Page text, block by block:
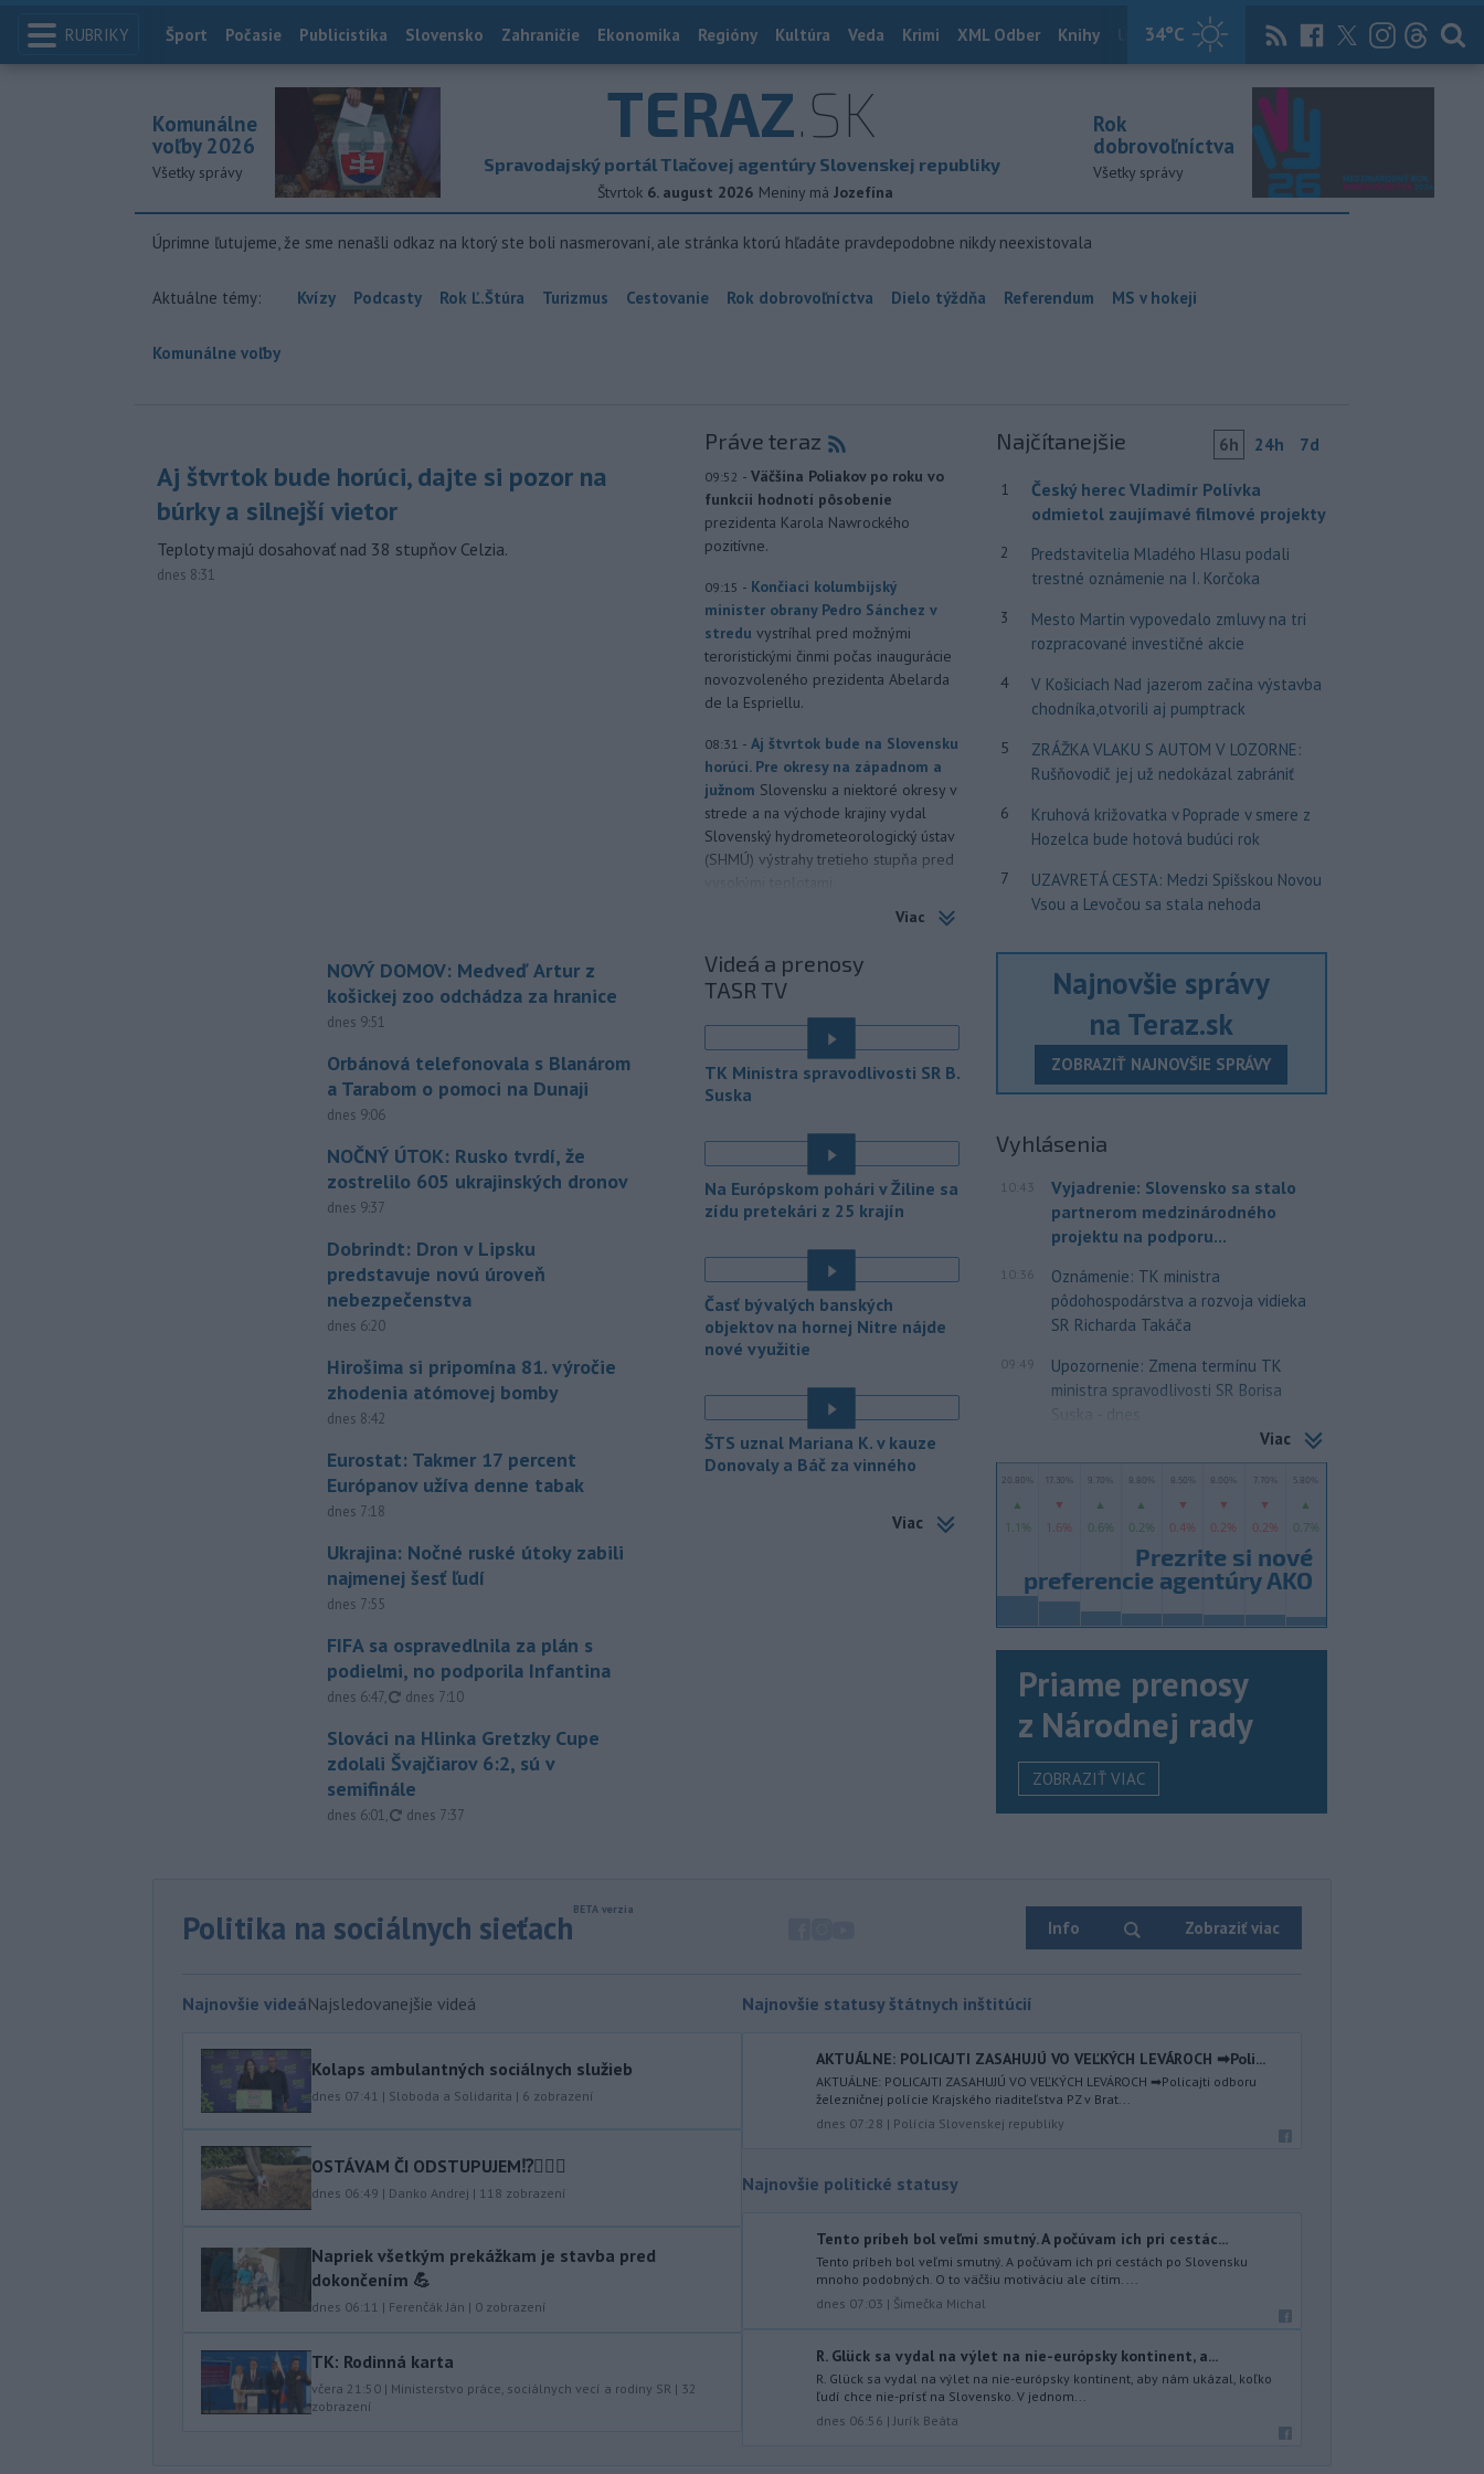
RUBRIKY 34°C
Index
Šport Počasie Publicistika Slovensko Zahraničie Ekonomika Regióny Kultúra Veda Krimi XML Odber Knihy Útulkovo Magazín News Now Archív
TERAZ.SK
Spravodajský portál Tlačovej agentúry Slovenskej republiky
Štvrtok 6. august 2026 Meniny má Jozefína
Komunálne
voľby 2026
Všetky správy
Rok
dobrovoľníctva
Všetky správy
Úprimne ľutujeme, že sme nenašli odkaz na ktorý ste boli nasmerovaní, ale stránka ktorú hľadáte pravdepodobne nikdy neexistovala
Aktuálne témy: Kvízy Podcasty Rok Ľ.Štúra Turizmus Cestovanie Rok dobrovoľníctva Dielo týždňa Referendum MS v hokeji
Komunálne voľby
Aj štvrtok bude horúci, dajte si pozor na
búrky a silnejší vietor
Teploty majú dosahovať nad 38 stupňov Celzia.
dnes 8:31
NOVÝ DOMOV: Medveď Artur z
košickej zoo odchádza za hranice
dnes 9:51
Orbánová telefonovala s Blanárom
a Tarabom o pomoci na Dunaji
dnes 9:06
NOČNÝ ÚTOK: Rusko tvrdí, že
zostrelilo 605 ukrajinských dronov
dnes 9:37
Dobrindt: Dron v Lipsku
predstavuje novú úroveň
nebezpečenstva
dnes 6:20
Hirošima si pripomína 81. výročie
zhodenia atómovej bomby
dnes 8:42
Eurostat: Takmer 17 percent
Európanov užíva denne tabak
dnes 7:18
Ukrajina: Nočné ruské útoky zabili
najmenej šesť ľudí
dnes 7:55
FIFA sa ospravedlnila za plán s
podielmi, no podporila Infantina
dnes 6:47, aktualizované
dnes 7:10
Slováci na Hlinka Gretzky Cupe
zdolali Švajčiarov 6:2, sú v
semifinále
dnes 6:01, aktualizované
dnes 7:37
Práve teraz
09:52 - Väčšina Poliakov po roku vo
funkcii hodnotí pôsobenie
prezidenta Karola Nawrockého
pozitívne.
09:15 - Končiaci kolumbijský
minister obrany Pedro Sánchez v
stredu vystríhal pred možnými
teroristickými činmi počas inaugurácie
novozvoleného prezidenta Abelarda
de la Espriellu.
08:31 - Aj štvrtok bude na Slovensku
horúci. Pre okresy na západnom a
južnom Slovensku a niektoré okresy v
strede a na východe krajiny vydal
Slovenský hydrometeorologický ústav
(SHMÚ) výstrahy tretieho stupňa pred
V roku 2025 okolo 16,5
viac včlenských krajinách Európskej
únie (EÚ) denne užívalo tabak a s ním
súvisiace výrobky.
- Vedenie Medzinárodnej
futbalovej federácie (FIFA) sa
ospravedlnilo v
podiely na budúcich ziskoch z
majstrovstiev sveta súkromným
investorom. Na stretnutí v Rabate
členovia FIFA plne podporili
06:06 - Americký štát Nové Mexiko v
stredu zažaloval ministerstvo
spravodlivosti USA a povereného
ministra Todda Blanchea. Tvrdí, že
vyšetrovaní sexuálnych trestných činov
odsúdeného sexuálneho delikventa
Jeffreyho Epsteina.
že mu Európska
ktorý mal slúžiť na nelegálne
na územie tohto členského štátu
centristického premiéra Attala. Ako
vládny úrad Viginum a s „vysokou
mierou istoty“ pripísal proruskej
dezinformačnej sieti s názvom
železničnom priecestí v Lozorne
podvečer k zrážke
Viac
Videá a prenosy
TASR TV
TK Ministra spravodlivosti SR B.
Suska
Na Európskom pohári v Žiline sa
zídu pretekári z 25 krajín
Časť bývalých banských
objektov na hornej Nitre nájde
nové využitie
ŠTS uznal Mariana K. v kauze
Donovaly a Báč za vinného
Viac
Najčítanejšie 6h 24h 7d
1
Český herec Vladimír Polívka
odmietol zaujímavé filmové projekty
2
Predstavitelia Mladého Hlasu podali
trestné oznámenie na I. Korčoka
3
Mesto Martin vypovedalo zmluvy na tri
rozpracované investičné akcie
4
V Košiciach Nad jazerom začína výstavba
chodníka,otvorili aj pumptrack
5
ZRÁŽKA VLAKU S AUTOM V LOZORNE:
Rušňovodič jej už nedokázal zabrániť
6
Kruhová križovatka v Poprade v smere z
Hozelca bude hotová budúci rok
7
UZAVRETÁ CESTA: Medzi Spišskou Novou
Vsou a Levočou sa stala nehoda
Najnovšie správy
na Teraz.sk
ZOBRAZIŤ NAJNOVŠIE SPRÁVY
Vyhlásenia
10:43
Vyjadrenie: Slovensko sa stalo
partnerom medzinárodného
projektu na podporu...
10:36
Oznámenie: TK ministra
pôdohospodárstva a rozvoja vidieka
SR Richarda Takáča
09:49
Upozornenie: Zmena termínu TK
ministra spravodlivosti SR Borisa
Suska - dnes
Viac
Priame prenosy
z Národnej rady
ZOBRAZIŤ VIAC
Politika na sociálnych sieťach Info Zobraziť viac
Najnovšie videáNajsledovanejšie videá
Kolaps ambulantných sociálnych služieb
dnes 07:41 | Sloboda a Solidarita | 6 zobrazení
OSTÁVAM ČI ODSTUPUJEM⁉️🤷🏻‍♂️
dnes 06:49 | Danko Andrej | 118 zobrazení
Napriek všetkým prekážkam je stavba pred
dokončením 💪
dnes 06:11 | Ferenčák Ján | 0 zobrazení
TK: Rodinná karta
včera 21:50 | Ministerstvo práce, sociálnych vecí a rodiny SR | 32
zobrazení
Najnovšie statusy štátnych inštitúcií
AKTUÁLNE: POLICAJTI ZASAHUJÚ VO VEĽKÝCH LEVÁROCH ➡Poli...
AKTUÁLNE: POLICAJTI ZASAHUJÚ VO VEĽKÝCH LEVÁROCH ➡Policajti odboru
železničnej polície Krajského riaditeľstva PZ v Brat...
dnes 07:28 | Polícia Slovenskej republiky
Najnovšie politické statusy
Tento príbeh bol veľmi smutný. A počúvam ich pri cestác...
Tento príbeh bol veľmi smutný. A počúvam ich pri cestách po Slovensku
mnoho podobných. O to väčšiu motiváciu ale cítim. ...
dnes 07:03 | Šimečka Michal
R. Glück sa vydal na výlet na nie-európsky kontinent, a...
R. Glück sa vydal na výlet na nie-európsky kontinent, aby nám ukázal, koľko
ľudí chce nie-prísť na Slovensko. V jednom...
dnes 06:56 |Jurík Beáta